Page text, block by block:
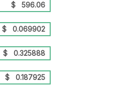
$ 596.06
$ 0.069902
$ 0.325888
$ 0.187925